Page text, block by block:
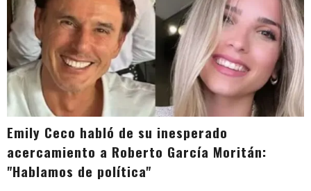
Emily Ceco habló de su inesperado
acercamiento a Roberto García Moritán:
"Hablamos de política"